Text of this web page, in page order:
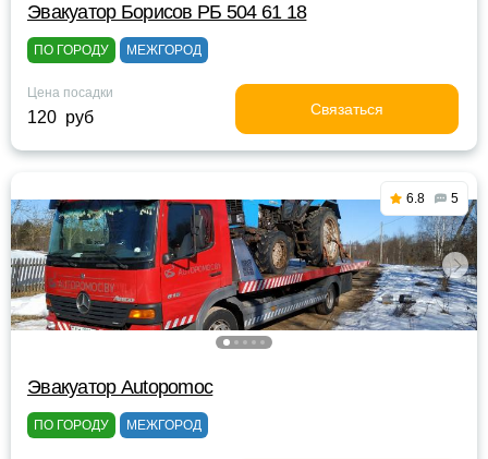
Эвакуатор Борисов РБ 504 61 18
ПО ГОРОДУ МЕЖГОРОД
Цена посадки
120 руб Связаться
6.8 5
Эвакуатор Autopomoc
ПО ГОРОДУ МЕЖГОРОД